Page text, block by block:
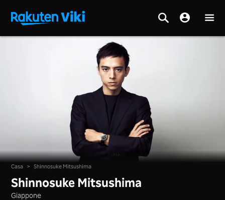
Casa > Shinnosuke Mitsushima
Shinnosuke Mitsushima
Giappone